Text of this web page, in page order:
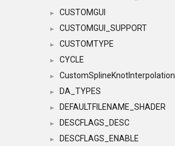
► CUSTOMGUI
► CUSTOMGUI_SUPPORT
► CUSTOMTYPE
► CYCLE
► CustomSplineKnotInterpolation
► DA_TYPES
► DEFAULTFILENAME_SHADER
► DESCFLAGS_DESC
► DESCFLAGS_ENABLE